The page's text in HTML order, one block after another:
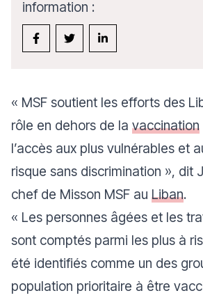
information :
« MSF soutient les efforts des
rôle en dehors de la vaccination
l’accès aux plus vulnérables et
risque sans discrimination », dit
chef de Misson MSF au Liban.
« Les personnes âgées et les
sont comptés parmi les plus à
été identifiés comme un des
population prioritaire à être